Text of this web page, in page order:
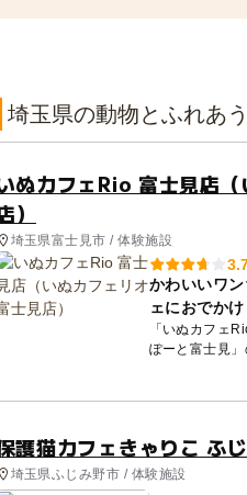
埼玉県の動物とふれあ
ぬカフェRio 富士見店
）
埼玉県富士見市 / 体験施設
かわいいワ
ェにおでかけ
「いぬカフェ
ぽーと富士見
護猫カフェきゃりこ ふ
埼玉県ふじみ野市 / 体験施設